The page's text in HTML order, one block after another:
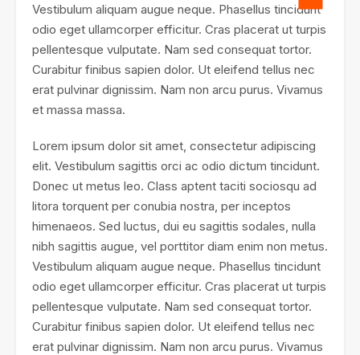
Vestibulum aliquam augue neque. Phasellus tincidunt
odio eget ullamcorper efficitur. Cras placerat ut turpis
pellentesque vulputate. Nam sed consequat tortor.
Curabitur finibus sapien dolor. Ut eleifend tellus nec
erat pulvinar dignissim. Nam non arcu purus. Vivamus
et massa massa.
Lorem ipsum dolor sit amet, consectetur adipiscing
elit. Vestibulum sagittis orci ac odio dictum tincidunt.
Donec ut metus leo. Class aptent taciti sociosqu ad
litora torquent per conubia nostra, per inceptos
himenaeos. Sed luctus, dui eu sagittis sodales, nulla
nibh sagittis augue, vel porttitor diam enim non metus.
Vestibulum aliquam augue neque. Phasellus tincidunt
odio eget ullamcorper efficitur. Cras placerat ut turpis
pellentesque vulputate. Nam sed consequat tortor.
Curabitur finibus sapien dolor. Ut eleifend tellus nec
erat pulvinar dignissim. Nam non arcu purus. Vivamus